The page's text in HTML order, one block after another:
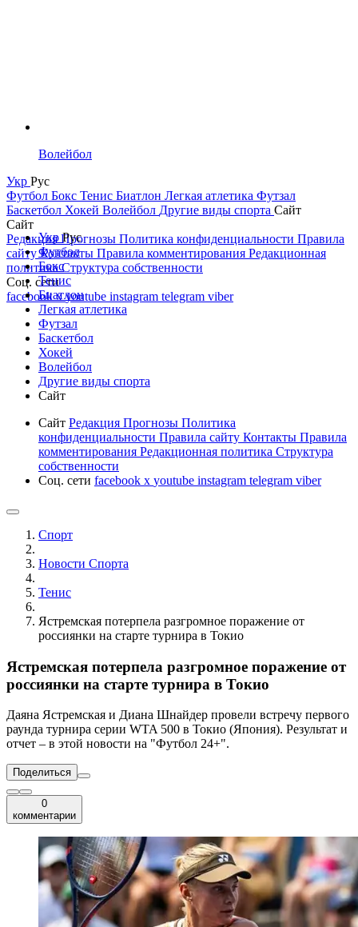
Волейбол
Укр Рус
Футбол Бокс Тенис Биатлон Легкая атлетика Футзал
Баскетбол Хокей Волейбол Другие виды спорта Сайт
Сайт
РедакцияПрогнозы Политика конфиденциальности Правила
сайтуКонтакты Правила комментирования Редакционная
политикаСтруктура собственности
Соц. сети
facebookxyoutube instagram telegram viber
УкрРус
Футбол
Бокс
Тенис
Биатлон
Легкая атлетика
Футзал
Баскетбол
Хокей
Волейбол
Другие виды спорта
Сайт
Сайт Редакция Прогнозы Политика
конфиденциальности Правила сайту Контакты Правила
комментирования Редакционная политика Структура
собственности
Соц. сети facebook x youtube instagram telegram viber
Спорт
Новости Cпорта
Тенис
Ястремская потерпела разгромное поражение от
россиянки на старте турнира в Токио
Ястремская потерпела разгромное поражение от
россиянки на старте турнира в Токио
Даяна Ястремская и Диана Шнайдер провели встречу первого
раунда турнира серии WTA 500 в Токио (Япония). Результат и
отчет – в этой новости на "Футбол 24+".
Поделиться
0
комментарии